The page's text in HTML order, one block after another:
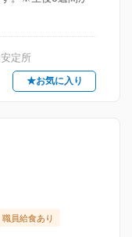
定所
★お気に入り
職員給食あり